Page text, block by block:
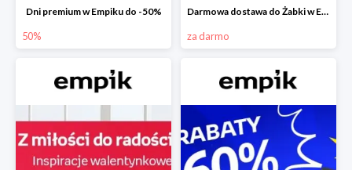
Dni premium w Empiku do -50%
50%
Darmowa dostawa do Żabki w Empiku
za darmo